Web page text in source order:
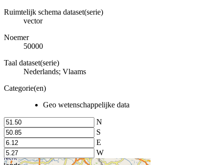
Ruimtelijk schema dataset(serie)
vector
Noemer
50000
Taal dataset(serie)
Nederlands; Vlaams
Categorie(en)
Geo wetenschappelijke data
N
S
E
W